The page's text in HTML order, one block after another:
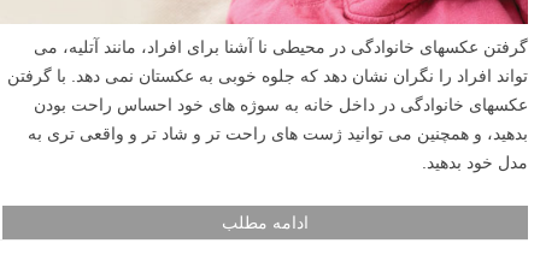
گرفتن عکسهای خانوادگی در محیطی نا آشنا برای افراد، مانند آتلیه، می
تواند افراد را نگران نشان دهد که جلوه خوبی به عکستان نمی دهد. با گرفتن
عکسهای خانوادگی در داخل خانه به سوژه های خود احساس راحت بودن
بدهید، و همچنین می توانید ژست های راحت تر و شاد تر و واقعی تری به
مدل خود بدهید.
ادامه مطلب